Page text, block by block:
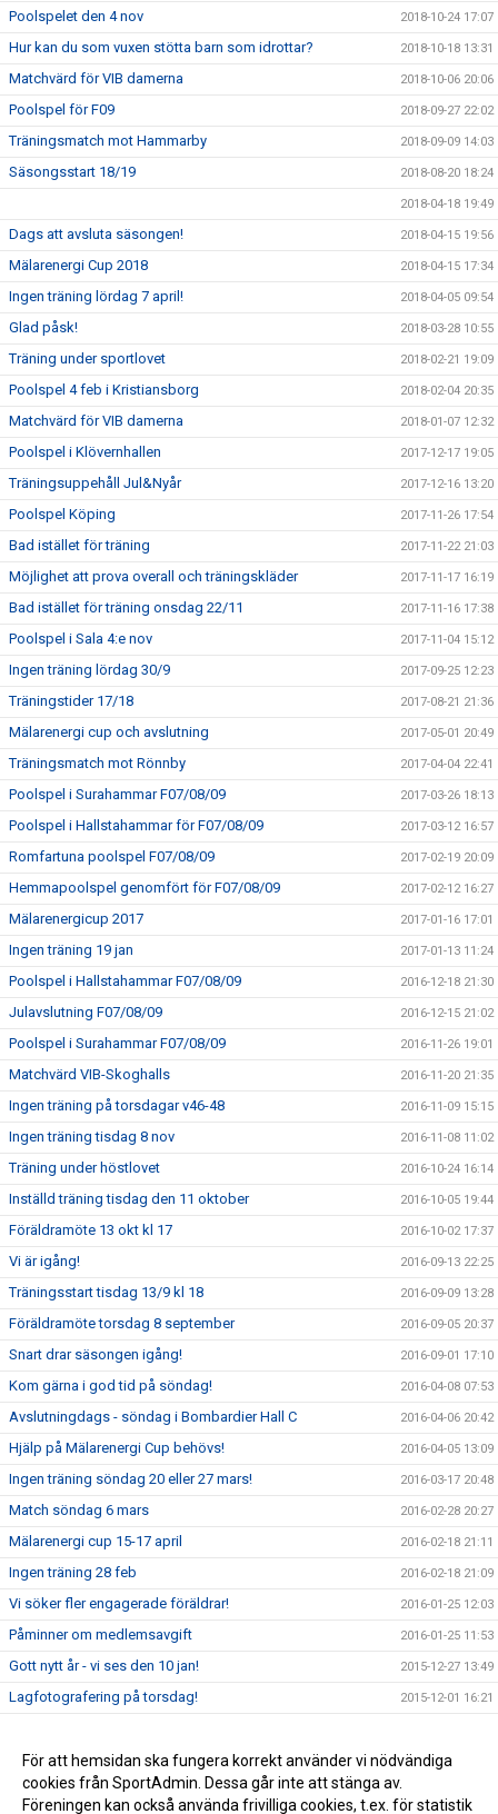
Poolspelet den 4 nov 2018-10-24 17:07
Hur kan du som vuxen stötta barn som idrottar? 2018-10-18 13:31
Matchvärd för VIB damerna 2018-10-06 20:06
Poolspel för F09 2018-09-27 22:02
Träningsmatch mot Hammarby 2018-09-09 14:03
Säsongsstart 18/19 2018-08-20 18:24
2018-04-18 19:49
Dags att avsluta säsongen! 2018-04-15 19:56
Mälarenergi Cup 2018 2018-04-15 17:34
Ingen träning lördag 7 april! 2018-04-05 09:54
Glad påsk! 2018-03-28 10:55
Träning under sportlovet 2018-02-21 19:09
Poolspel 4 feb i Kristiansborg 2018-02-04 20:35
Matchvärd för VIB damerna 2018-01-07 12:32
Poolspel i Klövernhallen 2017-12-17 19:05
Träningsuppehåll Jul&Nyår 2017-12-16 13:20
Poolspel Köping 2017-11-26 17:54
Bad istället för träning 2017-11-22 21:03
Möjlighet att prova overall och träningskläder 2017-11-17 16:19
Bad istället för träning onsdag 22/11 2017-11-16 17:38
Poolspel i Sala 4:e nov 2017-11-04 15:12
Ingen träning lördag 30/9 2017-09-25 12:23
Träningstider 17/18 2017-08-21 21:36
Mälarenergi cup och avslutning 2017-05-01 20:49
Träningsmatch mot Rönnby 2017-04-04 22:41
Poolspel i Surahammar F07/08/09 2017-03-26 18:13
Poolspel i Hallstahammar för F07/08/09 2017-03-12 16:57
Romfartuna poolspel F07/08/09 2017-02-19 20:09
Hemmapoolspel genomfört för F07/08/09 2017-02-12 16:27
Mälarenergicup 2017 2017-01-16 17:01
Ingen träning 19 jan 2017-01-13 11:24
Poolspel i Hallstahammar F07/08/09 2016-12-18 21:30
Julavslutning F07/08/09 2016-12-15 21:02
Poolspel i Surahammar F07/08/09 2016-11-26 19:01
Matchvärd VIB-Skoghalls 2016-11-20 21:35
Ingen träning på torsdagar v46-48 2016-11-09 15:15
Ingen träning tisdag 8 nov 2016-11-08 11:02
Träning under höstlovet 2016-10-24 16:14
Inställd träning tisdag den 11 oktober 2016-10-05 19:44
Föräldramöte 13 okt kl 17 2016-10-02 17:37
Vi är igång! 2016-09-13 22:25
Träningsstart tisdag 13/9 kl 18 2016-09-09 13:28
Föräldramöte torsdag 8 september 2016-09-05 20:37
Snart drar säsongen igång! 2016-09-01 17:10
Kom gärna i god tid på söndag! 2016-04-08 07:53
Avslutningdags - söndag i Bombardier Hall C 2016-04-06 20:42
Hjälp på Mälarenergi Cup behövs! 2016-04-05 13:09
Ingen träning söndag 20 eller 27 mars! 2016-03-17 20:48
Match söndag 6 mars 2016-02-28 20:27
Mälarenergi cup 15-17 april 2016-02-18 21:11
Ingen träning 28 feb 2016-02-18 21:09
Vi söker fler engagerade föräldrar! 2016-01-25 12:03
Påminner om medlemsavgift 2016-01-25 11:53
Gott nytt år - vi ses den 10 jan! 2015-12-27 13:49
Lagfotografering på torsdag! 2015-12-01 16:21
Träning idag 15.30 2015-11-15 10:49
Kommande träningar 2015-11-04 20:57
För att hemsidan ska fungera korrekt använder vi nödvändiga
cookies från SportAdmin. Dessa går inte att stänga av.
Föreningen kan också använda frivilliga cookies, t.ex. för statistik